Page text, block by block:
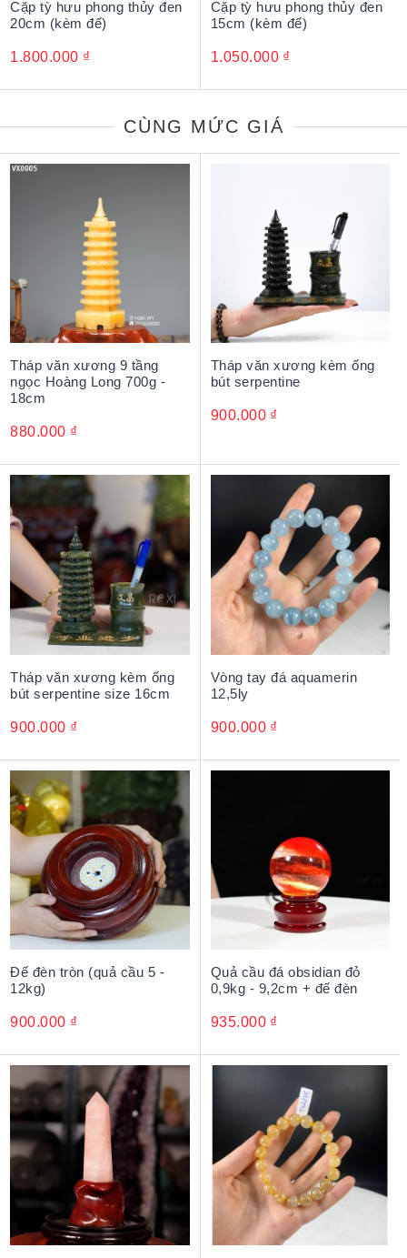
Cặp tỳ hưu phong thủy đen
20cm (kèm đế)
1.800.000 ₫
Cặp tỳ hưu phong thủy đen
15cm (kèm đế)
1.050.000 ₫
CÙNG MỨC GIÁ
Tháp văn xương 9 tầng
ngọc Hoàng Long 700g -
18cm
880.000 ₫
Tháp văn xương kèm ống
bút serpentine
900.000 ₫
Tháp văn xương kèm ống
bút serpentine size 16cm
900.000 ₫
Vòng tay đá aquamerin
12,5ly
900.000 ₫
Đế đèn tròn (quả cầu 5 -
12kg)
900.000 ₫
Quả cầu đá obsidian đỏ
0,9kg - 9,2cm + đế đèn
935.000 ₫